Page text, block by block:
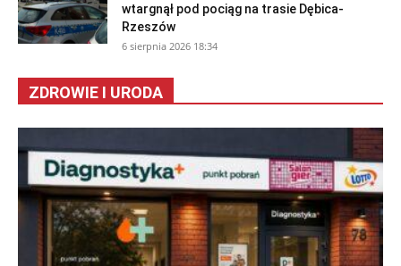
wtargnął pod pociąg na trasie Dębica-
Rzeszów
6 sierpnia 2026 18:34
ZDROWIE I URODA